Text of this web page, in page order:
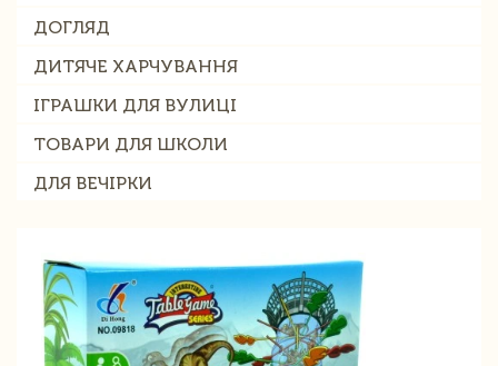
ДОГЛЯД
ДИТЯЧЕ ХАРЧУВАННЯ
ІГРАШКИ ДЛЯ ВУЛИЦІ
ТОВАРИ ДЛЯ ШКОЛИ
ДЛЯ ВЕЧІРКИ